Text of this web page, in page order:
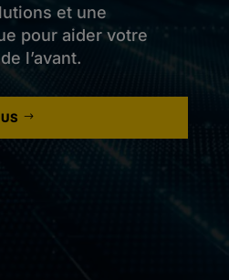
et une
pour aider votre
l’avant.